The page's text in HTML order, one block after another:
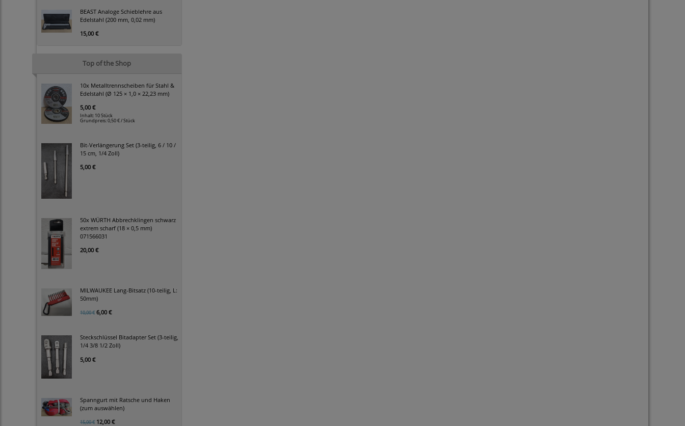
BEAST Analoge Schieblehre aus
Edelstahl (200 mm, 0,02 mm)
15,00 €
Top of the Shop
10x Metalltrennscheiben für Stahl &
Edelstahl (Ø 125 × 1,0 × 22,23 mm)
5,00 €
Inhalt: 10 Stück
Grundpreis:0,50 € / Stück
Bit-Verlängerung Set (3-teilig, 6 / 10 /
15 cm, 1/4 Zoll)
5,00 €
50x WÜRTH Abbrechklingen schwarz
extrem scharf (18 × 0,5 mm)
071566031
20,00 €
MILWAUKEE Lang-Bitsatz (10-teilig, L:
50mm)
10,00 € 6,00 €
Steckschlüssel Bitadapter Set (3-teilig,
1/4 3/8 1/2 Zoll)
5,00 €
Spanngurt mit Ratsche und Haken
(zum auswählen)
15,00 € 12,00 €